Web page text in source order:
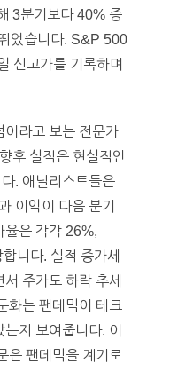
3분기보다 40% 증
었습니다. S&P 500
신고가를 기록하며
이라고 보는 전문가
후 실적은 현실적인
. 애널리스트들은
이익이 다음 분기
율은 각각 26%,
니다. 실적 증가세
주가도 하락 추세
화는 팬데믹이 테크
지 보여줍니다. 이
은 팬데믹을 계기로